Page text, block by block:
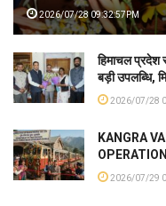
2026/07/28 09:32:57PM
हिमाचल प्रदेश
बड़ी उपलब्धि,
2026/07/28
KANGRA
2026/07/29